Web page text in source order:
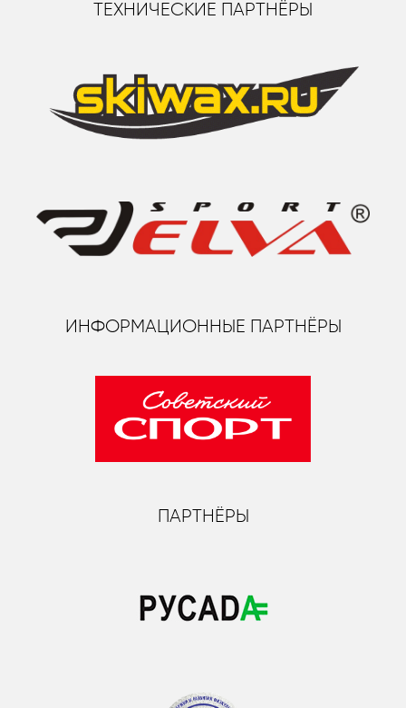
ТЕХНИЧЕСКИЕ ПАРТНЁРЫ
ИНФОРМАЦИОННЫЕ ПАРТНЁРЫ
ПАРТНЁРЫ